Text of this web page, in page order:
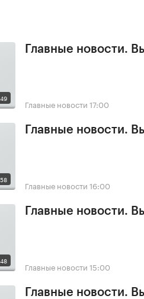
Главные новости.
Главные новости 17:00
Главные новости.
Главные новости 16:00
Главные новости.
Главные новости 15:00
Главные новости.